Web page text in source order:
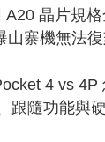
晶片規
山寨機無法
4 vs 4P
跟隨功能與